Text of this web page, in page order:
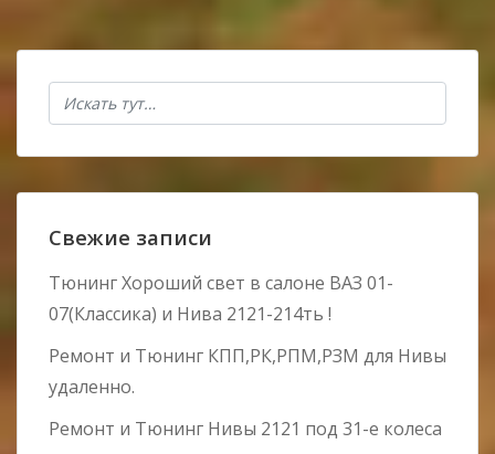
Свежие записи
Тюнинг Хороший свет в салоне ВАЗ 01-
07(Классика) и Нива 2121-214ть !
Ремонт и Тюнинг КПП,РК,РПМ,РЗМ для Нивы
удаленно.
Ремонт и Тюнинг Нивы 2121 под 31-е колеса